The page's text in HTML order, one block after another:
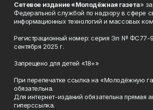
Сетевое издание «Молодёжная газета»
Федеральной службой по надзору в сфере
информационных технологий и массовых
Регистрационный номер: серия Эл № ФС77-
сентября 2025 г.
Запрещено для детей «18+»
При перепечатке ссылка на «Молодёжную
обязательна.
Для интернет-изданий обязательна прямая
гиперссылка.